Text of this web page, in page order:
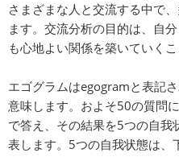
さまざまな人と交流する中で
ます。交流分析の目的は、自
も心地よい関係を築いていくこ
エゴグラムはegogramと表記
意味します。およそ50の質問
で答え、その結果を5つの自
表します。5つの自我状態は、